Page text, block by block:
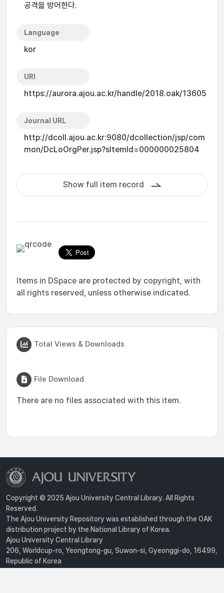
공격을 방어한다.
Language
kor
URI
https://aurora.ajou.ac.kr/handle/2018.oak/13605
Journal URL
http://dcoll.ajou.ac.kr:9080/dcollection/jsp/com
mon/DcLoOrgPer.jsp?sItemId=000000025804
Show full item record
Items in DSpace are protected by copyright, with
all rights reserved, unless otherwise indicated.
Total Views & Downloads
File Download
There are no files associated with this item.
Copyright © 2025 Ajou University Central Library. All Rights
Reserved.
The Ajou University Repository was established through the OAK
distribution project by the National Library of Korea.
Ajou University Central Library
206, Worldcup-ro, Yeongtong-gu, Suwon-si, Gyeonggi-do, 16499,
Republic of Korea